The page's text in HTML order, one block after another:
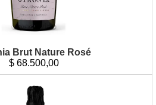
Brut Nature Rosé
$ 68.500,00